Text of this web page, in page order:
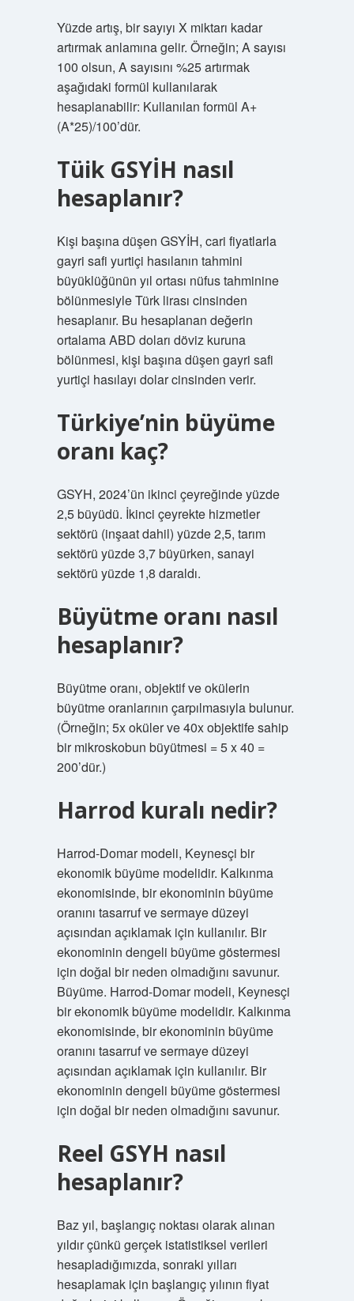
Yüzde artış, bir sayıyı X miktarı kadar
artırmak anlamına gelir. Örneğin; A sayısı
100 olsun, A sayısını %25 artırmak
aşağıdaki formül kullanılarak
hesaplanabilir: Kullanılan formül A+
(A*25)/100’dür.
Tüik GSYİH nasıl
hesaplanır?
Kişi başına düşen GSYİH, cari fiyatlarla
gayri safi yurtiçi hasılanın tahmini
büyüklüğünün yıl ortası nüfus tahminine
bölünmesiyle Türk lirası cinsinden
hesaplanır. Bu hesaplanan değerin
ortalama ABD doları döviz kuruna
bölünmesi, kişi başına düşen gayri safi
yurtiçi hasılayı dolar cinsinden verir.
Türkiye’nin büyüme
oranı kaç?
GSYH, 2024’ün ikinci çeyreğinde yüzde
2,5 büyüdü. İkinci çeyrekte hizmetler
sektörü (inşaat dahil) yüzde 2,5, tarım
sektörü yüzde 3,7 büyürken, sanayi
sektörü yüzde 1,8 daraldı.
Büyütme oranı nasıl
hesaplanır?
Büyütme oranı, objektif ve okülerin
büyütme oranlarının çarpılmasıyla bulunur.
(Örneğin; 5x oküler ve 40x objektife sahip
bir mikroskobun büyütmesi = 5 x 40 =
200’dür.)
Harrod kuralı nedir?
Harrod-Domar modeli, Keynesçi bir
ekonomik büyüme modelidir. Kalkınma
ekonomisinde, bir ekonominin büyüme
oranını tasarruf ve sermaye düzeyi
açısından açıklamak için kullanılır. Bir
ekonominin dengeli büyüme göstermesi
için doğal bir neden olmadığını savunur.
Büyüme. Harrod-Domar modeli, Keynesçi
bir ekonomik büyüme modelidir. Kalkınma
ekonomisinde, bir ekonominin büyüme
oranını tasarruf ve sermaye düzeyi
açısından açıklamak için kullanılır. Bir
ekonominin dengeli büyüme göstermesi
için doğal bir neden olmadığını savunur.
Reel GSYH nasıl
hesaplanır?
Baz yıl, başlangıç ​​noktası olarak alınan
yıldır çünkü gerçek istatistiksel verileri
hesapladığımızda, sonraki yılları
hesaplamak için başlangıç ​​yılının fiyat